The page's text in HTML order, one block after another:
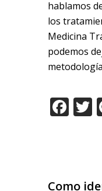
hablamos
los
Medicina
podemos
Como